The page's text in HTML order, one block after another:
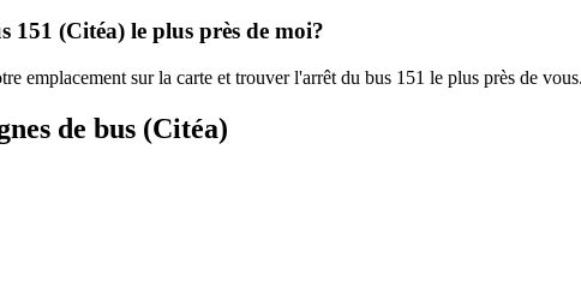
151 (Citéa) le plus près de moi?
emplacement sur la carte et trouver l'arrêt du bus 151 le plus près de vous.
de bus (Citéa)